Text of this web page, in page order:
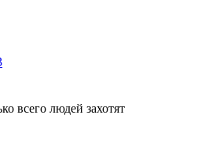
всего людей захотят